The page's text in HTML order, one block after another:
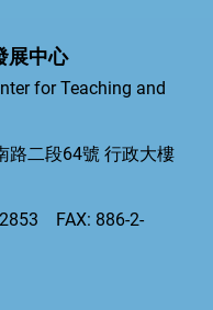
展中心
for Teaching and
路二段64號 行政大樓
FAX: 886-2-